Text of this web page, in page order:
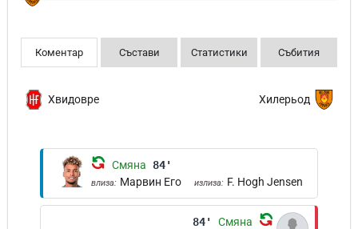
Коментар Състави Статистики Събития
Хвидовре Хилерьод
Смяна 84'
влиза: Марвин Его излиза: F. Hogh Jensen
84' Смяна